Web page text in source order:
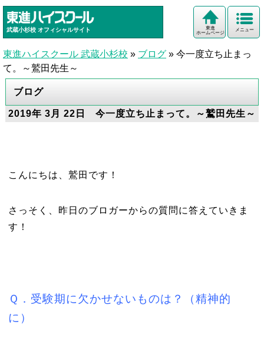
武蔵小杉校 オフィシャルサイト メニュー
東進
ホームページ
東進ハイスクール 武蔵小杉校 » ブログ » 今一度立ち止まっ
て。～鷲田先生～
ブログ
2019年 3月 22日 今一度立ち止まって。～鷲田先生～
こんにちは、鷲田です！
さっそく、昨日のブロガーからの質問に答えていきま
す！
Ｑ．受験期に欠かせないものは？（精神的
に）